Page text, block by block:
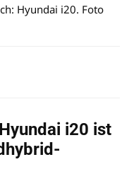
Hyundai i20. Foto
i20 ist